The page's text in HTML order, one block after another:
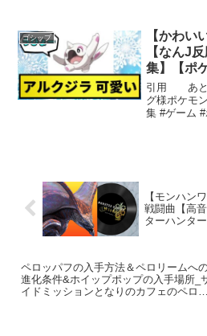
くのハンタ
す。本記事
ゴシップ
【かわい
【なんJ
集】【ポ
【ゆっく
引用 あと
グ様ポケモ
集 #ゲーム
【モンハン
戦闘曲【高
ペロッパフの入手方法＆ペロリームへ
進化条件&ホイップポップの入手場所_
イドミッションとなりのカフェのペロリ